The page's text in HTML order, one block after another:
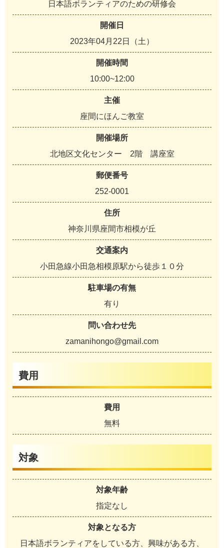
日本語ボランティアのための研修会
開催日
2023年04月22日（土）
開催時間
10:00~12:00
主催
座間にほんご教室
開催場所
北地区文化センター 2階 講座室
郵便番号
252-0001
住所
神奈川県座間市相模が丘
交通案内
小田急線小田急相模原駅から徒歩１０分
駐車場の有無
有り
問い合わせ先
zamanihongo@gmail.com
費用
費用
無料
対象
対象年齢
指定なし
対象となる方
日本語ボランティアをしている方、興味がある方、